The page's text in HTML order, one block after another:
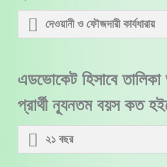
দেওয়ানী ও ফৌজদারী কার্যধারায়
এডভোকেট হিসাবে
প্রার্থী ন্যূনতম বয়স কত
২১ বছর